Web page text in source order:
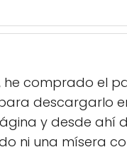
he comprado el
descargarlo
y desde ahí
ni una mísera